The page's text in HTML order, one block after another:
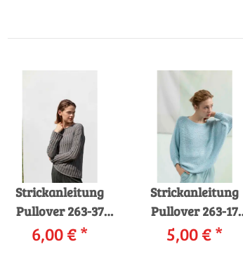
Strickanleitung
Pullover 263-37
LANGYARNS BABY
COTTON als
6,00 €*
Strickanleitung
Pullover 263-17
LANGYARNS JANET
/ LACE als
5,00 €*